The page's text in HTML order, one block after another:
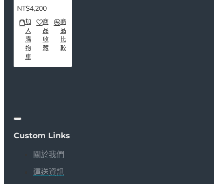
NT$4,200
加
入
購
物
車
商
品
收
藏
商
品
比
較
Custom Links
關於我們
運送資訊